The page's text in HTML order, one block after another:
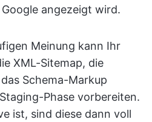
angezeigt wird.
Meinung kann Ihr
XML-Sitemap, die
Schema-Markup
Phase vorbereiten.
ist, sind diese dann voll